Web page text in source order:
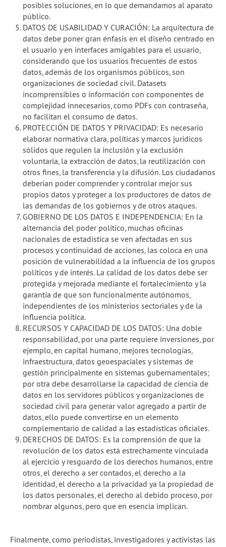
posibles soluciones, en lo que demandamos al aparato
público.
DATOS DE USABILIDAD Y CURACIÓN: La arquitectura de
datos debe poner gran énfasis en el diseño centrado en
el usuario y en interfaces amigables para el usuario,
considerando que los usuarios frecuentes de estos
datos, además de los organismos públicos, son
organizaciones de sociedad civil. Datasets
incomprensibles o información con componentes de
complejidad innecesarios, como PDFs con contraseña,
no facilitan el consumo de datos.
PROTECCIÓN DE DATOS Y PRIVACIDAD: Es necesario
elaborar normativa clara, políticas y marcos jurídicos
sólidos que regulen la inclusión y la exclusión
voluntaria, la extracción de datos, la reutilización con
otros fines, la transferencia y la difusión. Los ciudadanos
deberían poder comprender y controlar mejor sus
propios datos y proteger a los productores de datos de
las demandas de los gobiernos y de otros ataques.
GOBIERNO DE LOS DATOS E INDEPENDENCIA: En la
alternancia del poder político, muchas oficinas
nacionales de estadística se ven afectadas en sus
procesos y continuidad de acciones, las coloca en una
posición de vulnerabilidad a la influencia de los grupos
políticos y de interés. La calidad de los datos debe ser
protegida y mejorada mediante el fortalecimiento y la
garantía de que son funcionalmente autónomos,
independientes de los ministerios sectoriales y de la
influencia política.
RECURSOS Y CAPACIDAD DE LOS DATOS: Una doble
responsabilidad, por una parte requiere inversiones, por
ejemplo, en capital humano, mejores tecnologías,
infraestructura, datos geoespaciales y sistemas de
gestión principalmente en sistemas gubernamentales;
por otra debe desarrollarse la capacidad de ciencia de
datos en los servidores públicos y organizaciones de
sociedad civil para generar valor agregado a partir de
datos, ello puede convertirse en un elemento
complementario de calidad a las estadísticas oficiales.
DERECHOS DE DATOS: Es la comprensión de que la
revolución de los datos está estrechamente vinculada
al ejercicio y resguardo de los derechos humanos, entre
otros, el derecho a ser contados, el derecho a la
identidad, el derecho a la privacidad ya la propiedad de
los datos personales, el derecho al debido proceso, por
nombrar algunos, pero que en esencia implican.
Finalmente, como periodistas, investigadores y activistas las